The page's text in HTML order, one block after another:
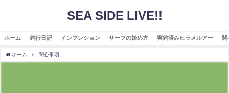
SEA SIDE LIVE!!
ホーム 釣行日記 インプレション サーフの始め方 実釣済みヒラメルアー 関
ホーム 関心事項